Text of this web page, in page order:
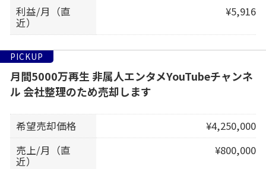
利益/月（直
近）
¥5,916
PICKUP
月間5000万再生 非属人エンタメYouTubeチャンネ
ル 会社整理のため売却します
希望売却価格
¥4,250,000
売上/月（直
近）
¥800,000